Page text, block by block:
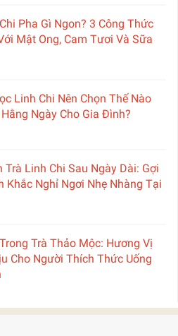
Pha Gì Ngon? 3 Công Thức
Mật Ong, Cam Tươi Và Sữa
Linh Chi Nên Chọn Thế Nào
Ngày Cho Gia Đình?
Trà Linh Chi Sau Ngày Dài: Gợi
Khắc Nghỉ Ngơi Nhẹ Nhàng Tại
Trà Thảo Mộc: Hương Vị
Cho Người Thích Thức Uống